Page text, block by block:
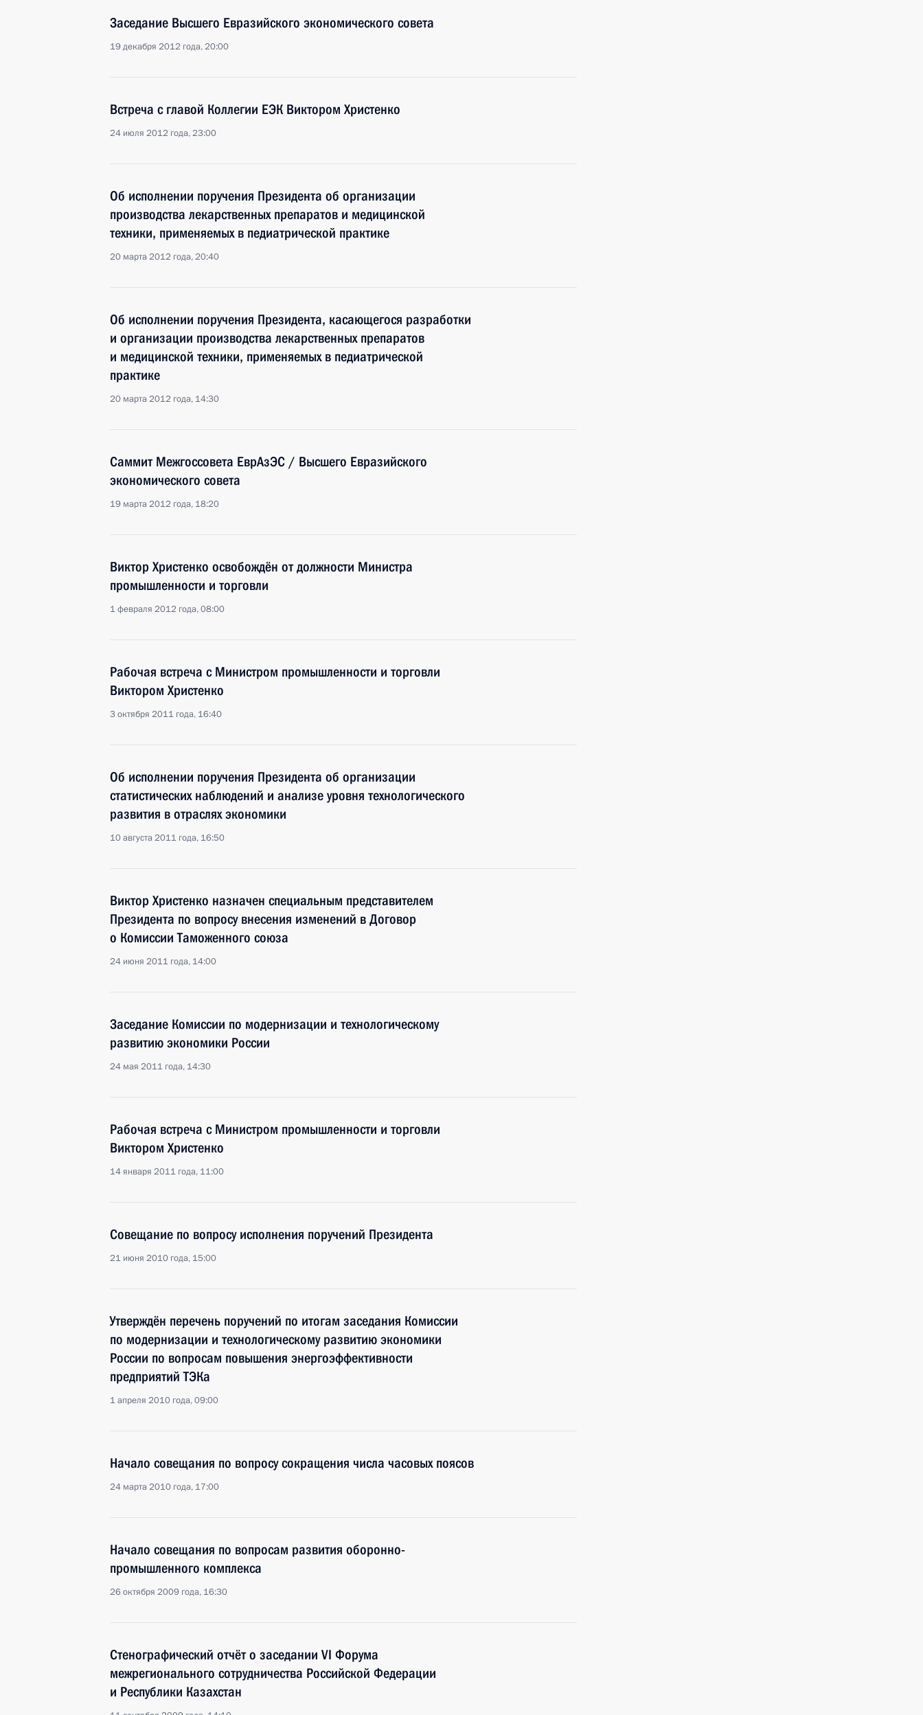
Заседание Высшего Евразийского экономического совета
19 декабря 2012 года, 20:00
Встреча с главой Коллегии ЕЭК Виктором Христенко
24 июля 2012 года, 23:00
Об исполнении поручения Президента об организации
производства лекарственных препаратов и медицинской
техники, применяемых в педиатрической практике
20 марта 2012 года, 20:40
Об исполнении поручения Президента, касающегося разработки
и организации производства лекарственных препаратов
и медицинской техники, применяемых в педиатрической
практике
20 марта 2012 года, 14:30
Саммит Межгоссовета ЕврАзЭС / Высшего Евразийского
экономического совета
19 марта 2012 года, 18:20
Виктор Христенко освобождён от должности Министра
промышленности и торговли
1 февраля 2012 года, 08:00
Рабочая встреча с Министром промышленности и торговли
Виктором Христенко
3 октября 2011 года, 16:40
Об исполнении поручения Президента об организации
статистических наблюдений и анализе уровня технологического
развития в отраслях экономики
10 августа 2011 года, 16:50
Виктор Христенко назначен специальным представителем
Президента по вопросу внесения изменений в Договор
о Комиссии Таможенного союза
24 июня 2011 года, 14:00
Заседание Комиссии по модернизации и технологическому
развитию экономики России
24 мая 2011 года, 14:30
Рабочая встреча с Министром промышленности и торговли
Виктором Христенко
14 января 2011 года, 11:00
Совещание по вопросу исполнения поручений Президента
21 июня 2010 года, 15:00
Утверждён перечень поручений по итогам заседания Комиссии
по модернизации и технологическому развитию экономики
России по вопросам повышения энергоэффективности
предприятий ТЭКа
1 апреля 2010 года, 09:00
Начало совещания по вопросу сокращения числа часовых поясов
24 марта 2010 года, 17:00
Начало совещания по вопросам развития оборонно-
промышленного комплекса
26 октября 2009 года, 16:30
Стенографический отчёт о заседании VI Форума
межрегионального сотрудничества Российской Федерации
и Республики Казахстан